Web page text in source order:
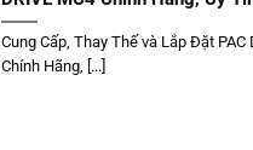
Cung Cấp, Thay Thế và Lắp Đặt PAC
Chính Hãng, [...]